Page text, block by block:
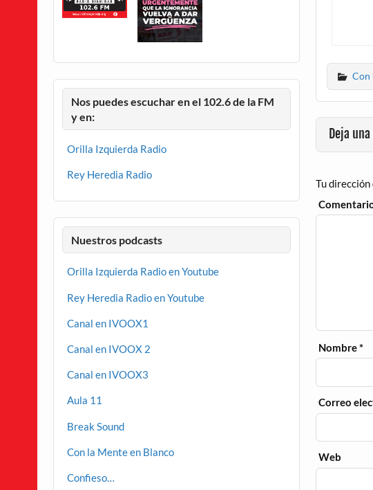
Con
Deja
Tu
Nombre*
Correo
Web
Nos puedes escuchar en el 102.6 de la FM
y en:
Orilla Izquierda Radio
Rey Heredia Radio
Nuestros podcasts
Orilla Izquierda Radio en Youtube
Rey Heredia Radio en Youtube
Canal en IVOOX1
Canal en IVOOX 2
Canal en IVOOX3
Aula 11
Break Sound
Con la Mente en Blanco
Confieso…